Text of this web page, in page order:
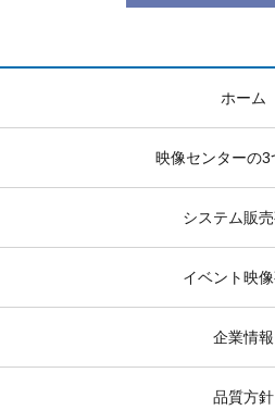
ホーム
映像センターの3
システム販
イベント映
企業情報
品質方針